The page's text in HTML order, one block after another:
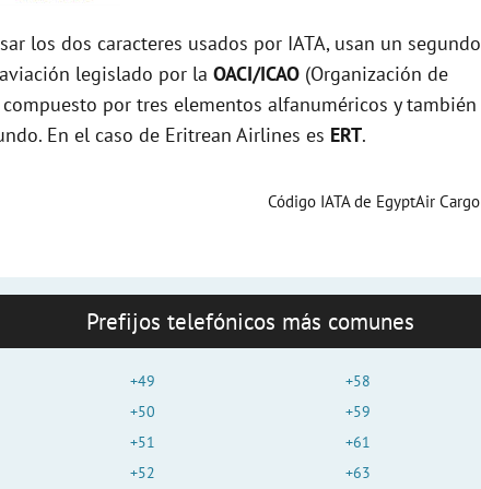
los dos caracteres usados por IATA, usan un segundo
legislado por la OACI/ICAO (Organización de
por tres elementos alfanuméricos y también
En el caso de Eritrean Airlines es ERT.
Código IATA de EgyptAir Cargo
Prefijos telefónicos más comunes
+49
+50
+51
+52
+58
+59
+61
+63